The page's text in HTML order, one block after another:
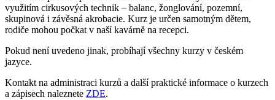
využitím cirkusových technik – balanc, žonglování, pozemní,
skupinová i závěsná akrobacie. Kurz je určen samotným dětem,
rodiče mohou počkat v naší kavárně na recepci.
Pokud není uvedeno jinak, probíhají všechny kurzy v českém
jazyce.
Kontakt na administraci kurzů a další praktické informace o kurzech
a zápisech naleznete ZDE.